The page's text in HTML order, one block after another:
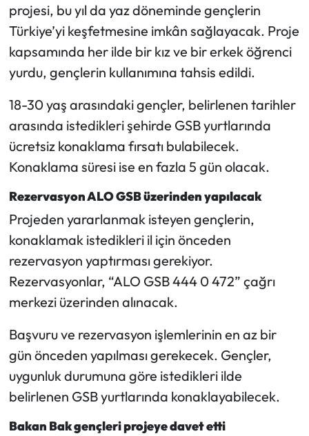
projesi, bu yıl da yaz döneminde gençlerin
Türkiye’yi keşfetmesine imkân sağlayacak. Proje
kapsamında her ilde bir kız ve bir erkek öğrenci
yurdu, gençlerin kullanımına tahsis edildi.
18-30 yaş arasındaki gençler, belirlenen tarihler
arasında istedikleri şehirde GSB yurtlarında
ücretsiz konaklama fırsatı bulabilecek.
Konaklama süresi ise en fazla 5 gün olacak.
Rezervasyon ALO GSB üzerinden yapılacak
Projeden yararlanmak isteyen gençlerin,
konaklamak istedikleri il için önceden
rezervasyon yaptırması gerekiyor.
Rezervasyonlar, “ALO GSB 444 0 472” çağrı
merkezi üzerinden alınacak.
Başvuru ve rezervasyon işlemlerinin en az bir
gün önceden yapılması gerekecek. Gençler,
uygunluk durumuna göre istedikleri ilde
belirlenen GSB yurtlarında konaklayabilecek.
Bakan Bak gençleri projeye davet etti
Otomotiv
Resmi İlan
Sağlık
Siyaset
Spor
Sungurlu Haberleri
Turizm
Uğurludağ Haberleri
Yaşam
Yayla Haber